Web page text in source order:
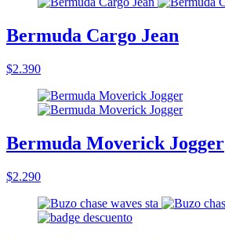
Bermuda Cargo Jean
$2.390
Bermuda Moverick Jogger
$2.290